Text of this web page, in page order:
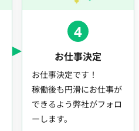
4
お仕事決定
お仕事決定です！
稼働後も円滑にお仕事が
できるよう弊社がフォロ
ーします。